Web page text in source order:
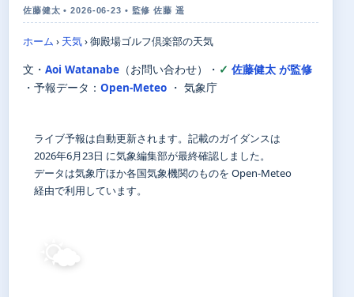
佐藤健太 • 2026-06-23 • 監修 佐藤 遥
ホーム › 天気›御殿場ゴルフ倶楽部の天気
文・ Aoi Watanabe （お問い合わせ） ・
佐藤健太 が監修
・ 予報データ： Open-Meteo ・ 気象庁
ライブ予報は自動更新されます。記載のガイダンスは
2026年6月23日 に気象編集部が最終確認しました。
データは気象庁ほか各国気象機関のものを Open-Meteo
経由で利用しています。
🌤️